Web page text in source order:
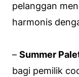
pelanggan
harmonis
– Summer
bagi pemilik